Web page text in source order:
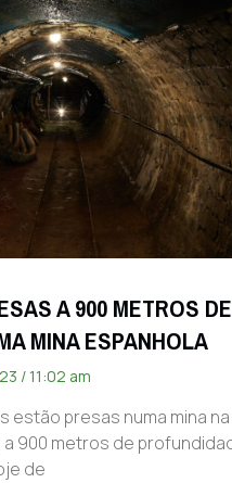
A 900 METROS DE
MINA ESPANHOLA
11:02 am
estão presas numa mina
a 900 metros de
de